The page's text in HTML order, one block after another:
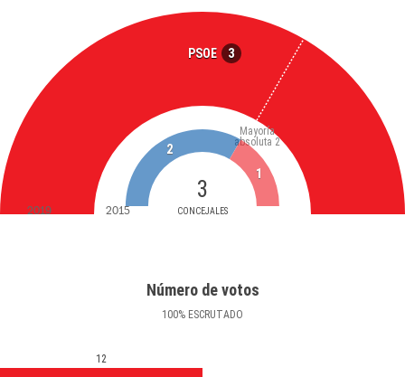
PSOE 3
3
CONCEJALES
Mayoría
absoluta 2
2
1
2019 2015
Número de votos
100% ESCRUTADO
12